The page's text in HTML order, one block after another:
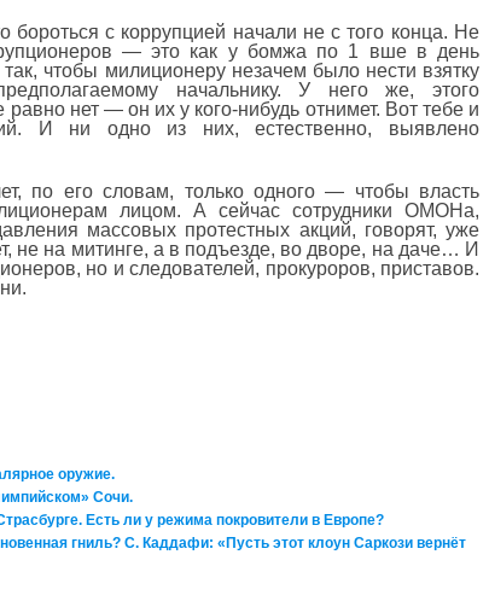
бороться с коррупцией начали не с того конца. Не
— это как у бомжа по 1 вше в день
чтобы милиционеру незачем было нести взятку
начальнику. У него же, этого
нет — он их у кого-нибудь отнимет. Вот тебе и
И ни одно из них, естественно, выявлено
по его словам, только одного — чтобы власть
лицом. А сейчас сотрудники ОМОНа,
массовых протестных акций, говорят, уже
не на митинге, а в подъезде, во дворе, на даче… И
но и следователей, прокуроров, приставов.
оружие.
Сочи.
Есть ли у режима покровители в Европе?
гниль? С. Каддафи: «Пусть этот клоун Саркози вернёт